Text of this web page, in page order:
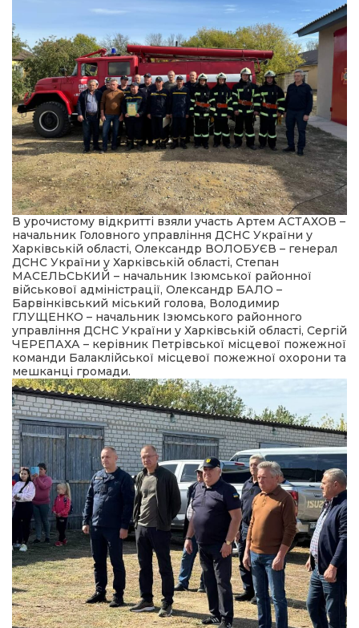
В урочистому відкритті взяли участь Артем АСТАХОВ –
начальник Головного управління ДСНС України у
Харківській області, Олександр ВОЛОБУЄВ – генерал
ДСНС України у Харківській області, Степан
МАСЕЛЬСЬКИЙ – начальник Ізюмської районної
військової адміністрації, Олександр БАЛО –
Барвінківський міський голова, Володимир
ГЛУЩЕНКО – начальник Ізюмського районного
управління ДСНС України у Харківській області, Сергій
ЧЕРЕПАХА – керівник Петрівської місцевої пожежної
команди Балаклійської місцевої пожежної охорони та
мешканці громади.